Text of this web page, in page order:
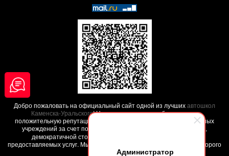
Администратор
Добро пожаловать на официальный сайт одной из лучшихавтошкол
Каменска-Уральского! Наша автошкола заработала свою
положительную репутацию среди других похожих образовательных
учреждений за счет положительных
,
демократичной стоимости обучения и высокого качества
предоставляемых услуг. Мы поможем вам обучиться на права - недорого
и качественно !